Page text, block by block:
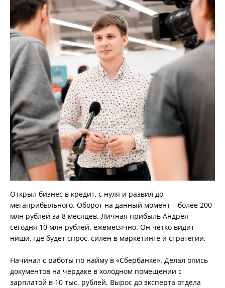
Открыл бизнес в кредит, с нуля и развил до
мегаприбыльного. Оборот на данный момент – более 200
млн рублей за 8 месяцев. Личная прибыль Андрея
сегодня 10 млн рублей. ежемесячно. Он четко видит
ниши, где будет спрос, силен в маркетинге и стратегии.
Начинал с работы по найму в «Сбербанке». Делал опись
документов на чердаке в холодном помещении с
зарплатой в 10 тыс. рублей. Вырос до эксперта отдела